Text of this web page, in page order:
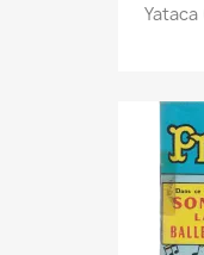
Yataca